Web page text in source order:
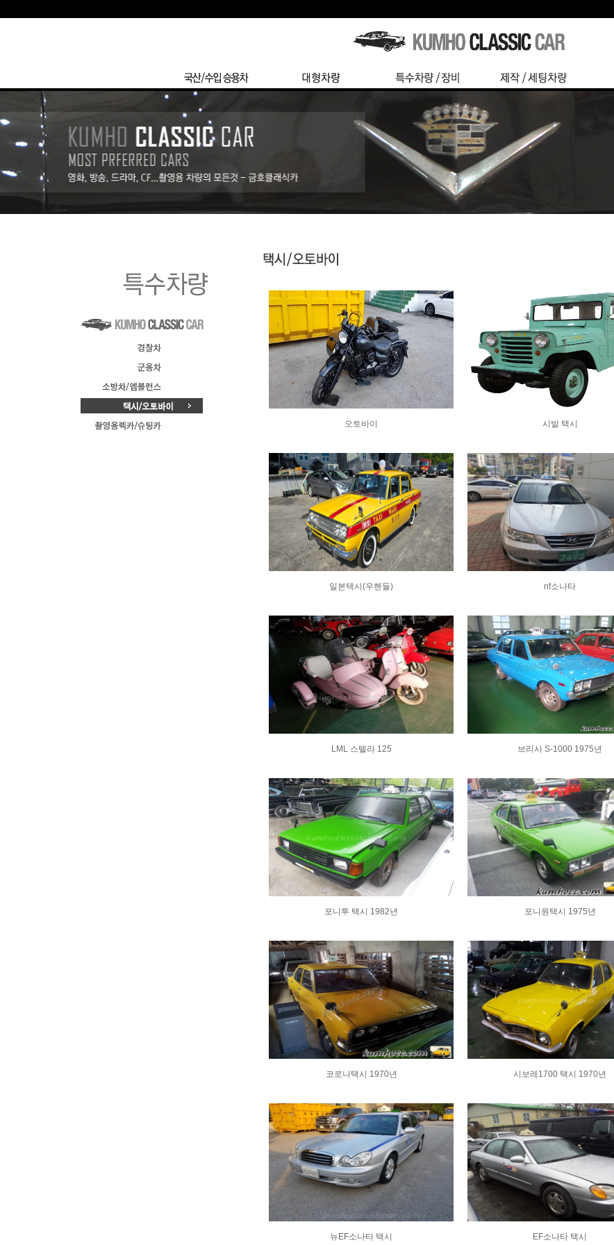
오토바이 시발 택시
일본택시(우핸들) nf소나타
LML 스텔라 125 브리사 S-1000 1975년
포니투 택시 1982년 포니원택시 1975년
코로나택시 1970년 시보레1700 택시 1970년
뉴EF소나타 택시 EF소나타 택시